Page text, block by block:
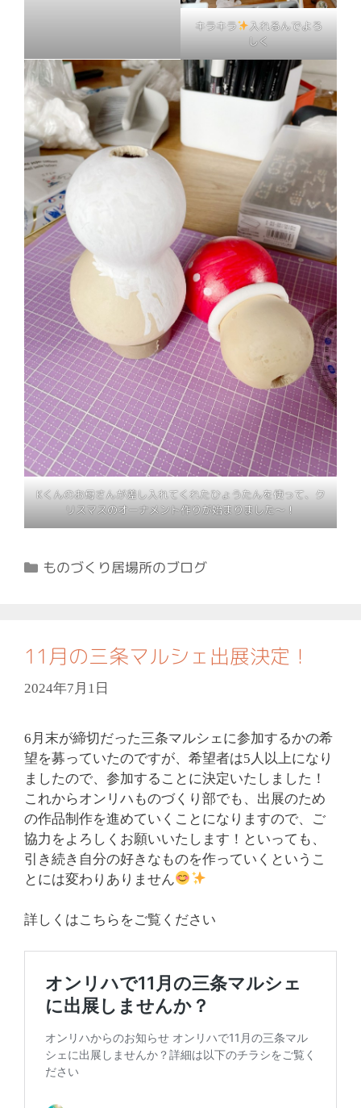
キラキラ
入れるんでよろ
しく
Kくんのお母さんが差し入れてくれたひょうたんを使って、ク
リスマスのオーナメント作りが始まりました〜！
カ
ー
ものづくり居場所のブログ
11月の三条マルシェ出展決定！
2024年7月1日
6月末が締切だった三条マルシェに参加するかの希
望を募っていたのですが、希望者は5人以上になり
ましたので、参加することに決定いたしました！
これからオンリハものづくり部でも、出展のため
の作品制作を進めていくことになりますので、ご
協力をよろしくお願いいたします！といっても、
引き続き自分の好きなものを作っていくというこ
とには変わりありません
詳しくはこちらをご覧ください